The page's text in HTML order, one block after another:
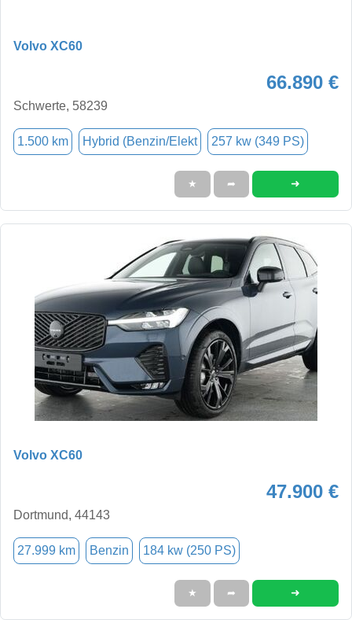
Volvo XC60
66.890 €
Schwerte, 58239
1.500 km Hybrid (Benzin/Elekt 257 kw (349 PS)
★ ➦ ➜
Volvo XC60
47.900 €
Dortmund, 44143
27.999 km Benzin 184 kw (250 PS)
★ ➦ ➜